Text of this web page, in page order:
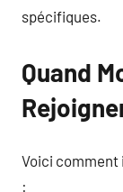
spécifiques.
Quand
Voici comment
: